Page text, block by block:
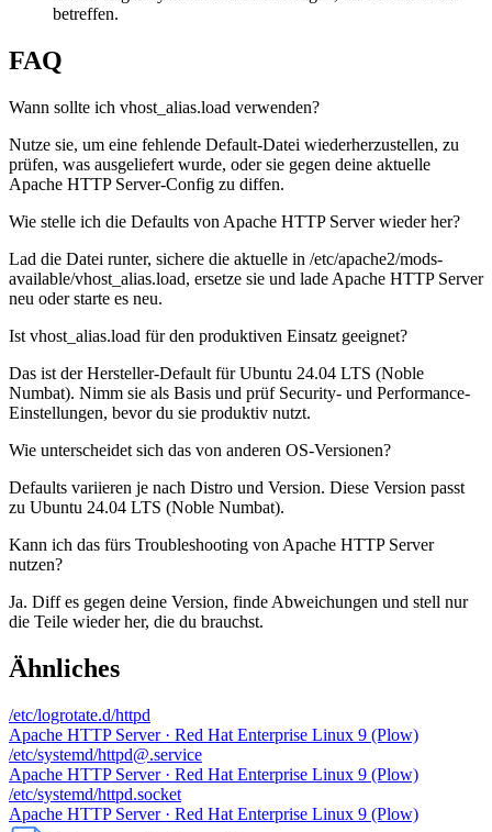
betreffen.
FAQ
Wann sollte ich vhost_alias.load verwenden?
Nutze sie, um eine fehlende Default-Datei wiederherzustellen, zu
prüfen, was ausgeliefert wurde, oder sie gegen deine aktuelle
Apache HTTP Server-Config zu diffen.
Wie stelle ich die Defaults von Apache HTTP Server wieder her?
Lad die Datei runter, sichere die aktuelle in /etc/apache2/mods-
available/vhost_alias.load, ersetze sie und lade Apache HTTP Server
neu oder starte es neu.
Ist vhost_alias.load für den produktiven Einsatz geeignet?
Das ist der Hersteller-Default für Ubuntu 24.04 LTS (Noble
Numbat). Nimm sie als Basis und prüf Security- und Performance-
Einstellungen, bevor du sie produktiv nutzt.
Wie unterscheidet sich das von anderen OS-Versionen?
Defaults variieren je nach Distro und Version. Diese Version passt
zu Ubuntu 24.04 LTS (Noble Numbat).
Kann ich das fürs Troubleshooting von Apache HTTP Server
nutzen?
Ja. Diff es gegen deine Version, finde Abweichungen und stell nur
die Teile wieder her, die du brauchst.
Ähnliches
/etc/logrotate.d/httpd
Apache HTTP Server · Red Hat Enterprise Linux 9 (Plow)
/etc/systemd/httpd@.service
Apache HTTP Server · Red Hat Enterprise Linux 9 (Plow)
/etc/systemd/httpd.socket
Apache HTTP Server · Red Hat Enterprise Linux 9 (Plow)